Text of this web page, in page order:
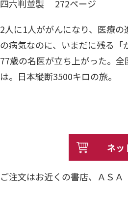
四六判並製 272ページ
2人に1人ががんになり、医療
の病気なのに、いまだに残る「
77歳の名医が立ち上がった。
は。日本縦断3500キロの旅。
ネッ
ご注文はお近くの書店、ＡＳＡ